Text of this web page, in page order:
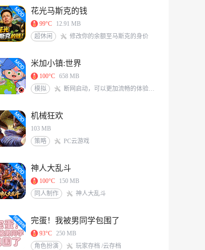
花光马斯克的钱
99°C
12.91 MB
超休闲
修改你的余额至马斯克的身价
米加小镇:世界
100°C
658 MB
模拟
断网启动，可以更加流畅的体验游戏<br/>米加/托卡玩家QQ交流群：117331491[action url=http://qm.qq.com/cgi-bin/qm/qr?_wv=1027&k=6X8Vf-nbKoIVVCzMHEKJaKq-S0A0zIrS&authKey=L77PNkwS6KWVs379sBDg9O7J%2BZLRFEjjXTWpXqGBveIRNdsENG0elvPpkFj%2FRVd7&noverify=0&group_code=117331491 text=加入QQ群聊]
机械狂欢
103 MB
策略
PC云游戏
神人大乱斗
100°C
150 MB
同人制作
神人大乱斗
完蛋！我被男同学包围了
93°C
250 MB
角色扮演
玩家存档 /云存档